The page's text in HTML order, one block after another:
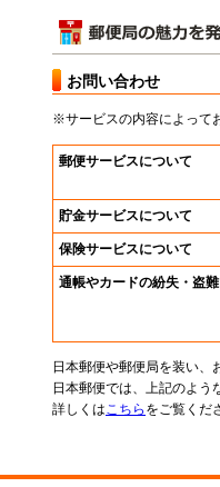
お問い合わせ
※サービスの内容によって
郵便サービスについて
貯金サービスについて
保険サービスについて
通帳やカードの紛失・盗
日本郵便や郵便局を装い、
日本郵便では、上記のよう
詳しくはこちら をご覧くだ